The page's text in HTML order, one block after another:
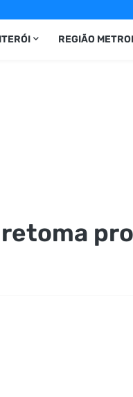
REGIÃO